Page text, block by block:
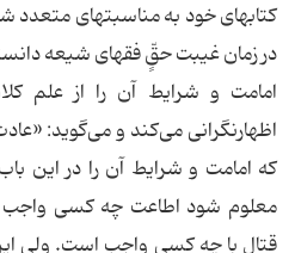
کتابهای‌ خود به‌ مناسبتهای متعدد
در زمان‌ غیبت‌ حقٍّ‌ فقهای‌ شیعه‌
امامت‌ و شرایط‌ آن‌ را از علم‌
اظهارنگرانی‌ می‌کند و می‌گوید:
که‌ امامت‌ و شرایط‌ آن‌ را در این‌
معلوم‌ شود اطاعت‌ چه‌ کسی‌
قتال‌ با چه‌ کسی‌ واجب‌ است. ولی‌